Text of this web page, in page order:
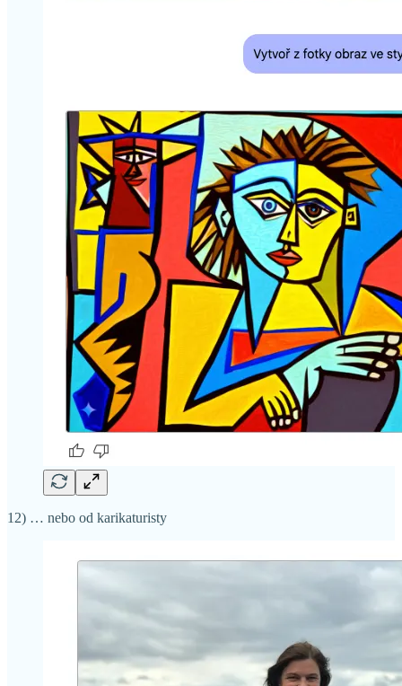
12) … nebo od karikaturisty